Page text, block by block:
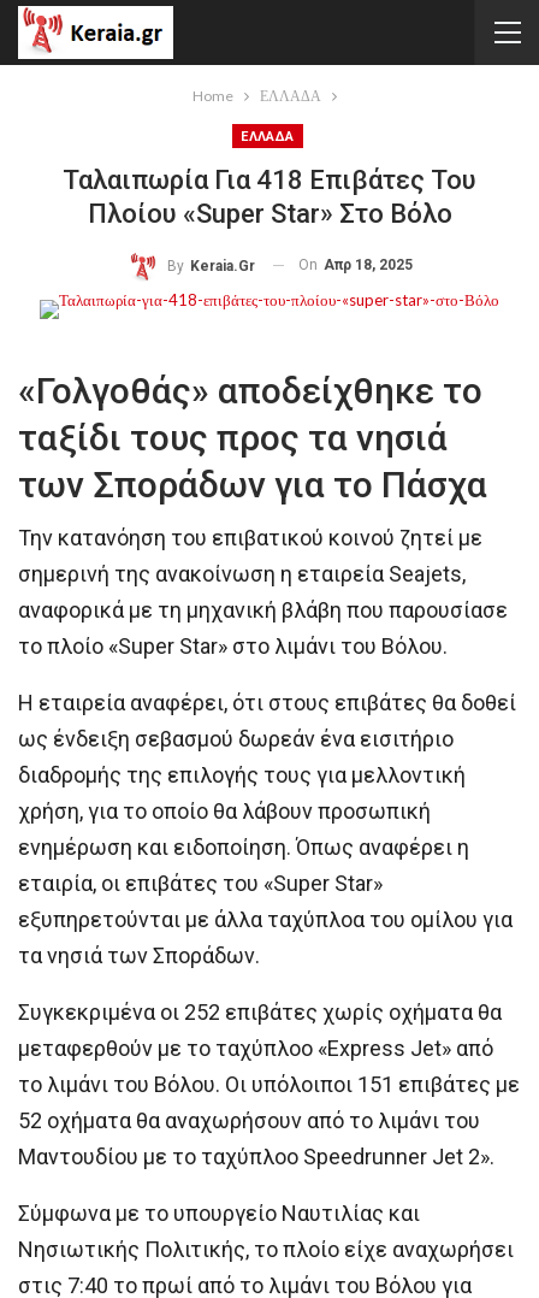
Home ΕΛΛΑΔΑ
ΕΛΛΑΔΑ
Ταλαιπωρία Για 418 Επιβάτες Του
Πλοίου «Super Star» Στο Βόλο
By Keraia.gr On Απρ 18, 2025
«Γολγοθάς» αποδείχθηκε το
ταξίδι τους προς τα νησιά
των Σποράδων για το Πάσχα
Την κατανόηση του επιβατικού κοινού ζητεί με
σημερινή της ανακοίνωση η εταιρεία Seajets,
αναφορικά με τη μηχανική βλάβη που παρουσίασε
το πλοίο «Super Star» στο λιμάνι του Βόλου.
Η εταιρεία αναφέρει, ότι στους επιβάτες θα δοθεί
ως ένδειξη σεβασμού δωρεάν ένα εισιτήριο
διαδρομής της επιλογής τους για μελλοντική
χρήση, για το οποίο θα λάβουν προσωπική
ενημέρωση και ειδοποίηση. Όπως αναφέρει η
εταιρία, οι επιβάτες του «Super Star»
εξυπηρετούνται με άλλα ταχύπλοα του ομίλου για
τα νησιά των Σποράδων.
Συγκεκριμένα οι 252 επιβάτες χωρίς οχήματα θα
μεταφερθούν με το ταχύπλοο «Express Jet» από
το λιμάνι του Βόλου. Οι υπόλοιποι 151 επιβάτες με
52 οχήματα θα αναχωρήσουν από το λιμάνι του
Μαντουδίου με το ταχύπλοο Speedrunner Jet 2».
Σύμφωνα με το υπουργείο Ναυτιλίας και
Νησιωτικής Πολιτικής, το πλοίο είχε αναχωρήσει
στις 7:40 το πρωί από το λιμάνι του Βόλου για